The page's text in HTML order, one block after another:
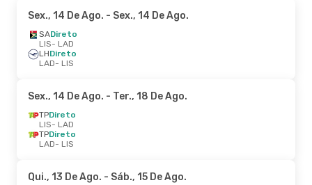
Sex., 14 De Ago. - Sex., 14 De Ago.
SADireto
LIS- LAD
LHDireto
LAD- LIS
Sex., 14 De Ago. - Ter., 18 De Ago.
TPDireto
LIS- LAD
TPDireto
LAD- LIS
Qui., 13 De Ago. - Sáb., 15 De Ago.